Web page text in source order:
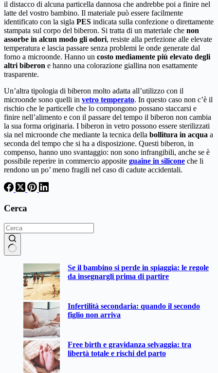
il distacco di alcuna particella dannosa che andrebbe poi a finire nel
latte del vostro bambino. Il materiale può essere facilmente
identificato con la sigla PES indicata sulla confezione o direttamente
stampata sul corpo del biberon. Si tratta di un materiale che non
assorbe in alcun modo gli odori, resiste alla perfezione alle elevate
temperatura e lascia passare senza problemi le onde generate dal
forno a microonde. Hanno un costo mediamente più elevato degli
altri biberon e hanno una colorazione giallina non esattamente
trasparente.
Un’altra tipologia di biberon molto adatta all’utilizzo con il
microonde sono quelli in vetro temperato. In questo caso non c’è il
rischio che le particelle che lo compongono possano staccarsi e
finire nell’alimento e con il passare del tempo il biberon non cambia
la sua forma originaria. I biberon in vetro possono essere sterilizzati
sia nel microonde che mediante la tecnica della bollitura in acqua a
seconda del tempo che si ha a disposizione. Questi biberon, in
compenso, hanno uno svantaggio: non sono infrangibili, anche se è
possibile reperire in commercio apposite guaine in silicone che li
rendono un po’ meno fragili nel caso di cadute accidentali.
Cerca
Se il bambino si perde in spiaggia: le regole
da insegnargli prima di partire
Infertilità secondaria: quando il secondo
figlio non arriva
Free birth e gravidanza selvaggia: tra
libertà totale e rischi del parto